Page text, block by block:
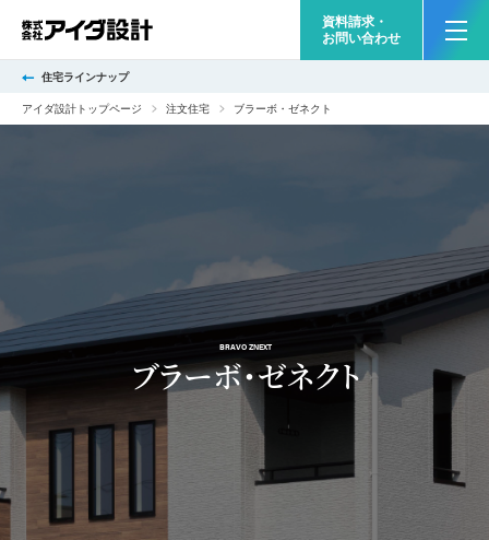
資料請求・
お問い合わせ
住宅ラインナップ
アイダ設計トップページ 注文住宅 ブラーボ・ゼネクト
BRAVO ZNEXT
ブラーボ・ゼネクト